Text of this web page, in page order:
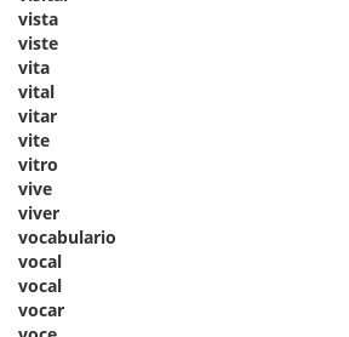
vista
viste
vita
vital
vitar
vite
vitro
vive
viver
vocabulario
vocal
vocal
vocar